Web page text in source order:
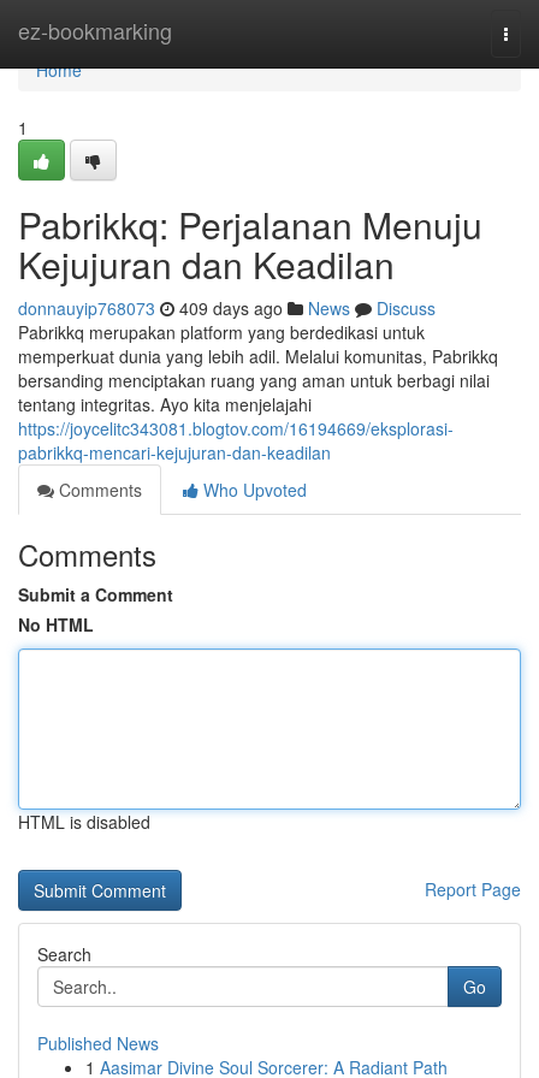
ez-bookmarking
Home
Home
1
Pabrikkq: Perjalanan Menuju
Kejujuran dan Keadilan
donnauyip768073 409 days ago News
Discuss
Pabrikkq merupakan platform yang berdedikasi untuk
memperkuat dunia yang lebih adil. Melalui komunitas, Pabrikkq
bersanding menciptakan ruang yang aman untuk berbagi nilai
tentang integritas. Ayo kita menjelajahi
https://joycelitc343081.blogtov.com/16194669/eksplorasi-
pabrikkq-mencari-kejujuran-dan-keadilan
Comments
Who Upvoted
Comments
Submit a Comment
No HTML
HTML is disabled
Report Page
Search
Go
Published News
1 Aasimar Divine Soul Sorcerer: A Radiant Path